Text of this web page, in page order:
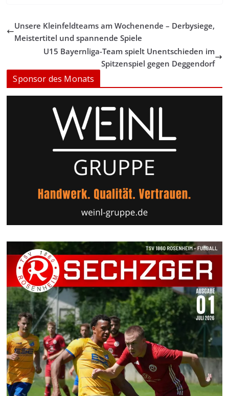
Unsere Kleinfeldteams am Wochenende – Derbysiege,
Meistertitel und spannende Spiele
U15 Bayernliga-Team spielt Unentschieden im
Spitzenspiel gegen Deggendorf
Sponsor des Monats